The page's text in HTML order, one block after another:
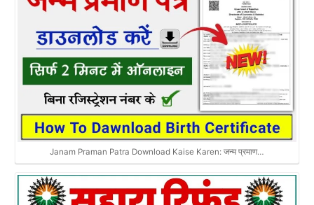
Janam Praman Patra Download Kaise Karen: जन्म प्रमाण…